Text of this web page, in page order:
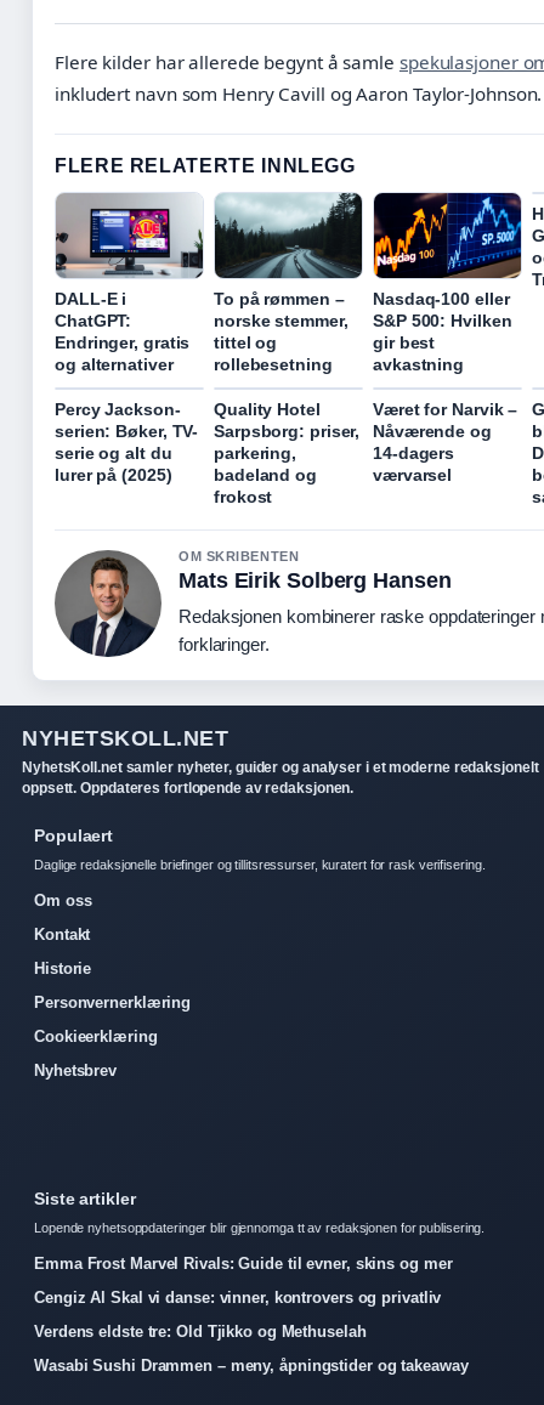
Flere kilder har allerede begynt å samle spekulasjoner
inkludert navn som Henry Cavill og Aaron Taylor-Johnson.
FLERE RELATERTE INNLEGG
DALL-E i
ChatGPT:
Endringer, gratis
og alternativer
To på rømmen –
norske stemmer,
tittel og
rollebesetning
Nasdaq-100 eller
S&P 500: Hvilken
gir best
avkastning
Percy Jackson-
serien: Bøker, TV-
serie og alt du
lurer på (2025)
Quality Hotel
Sarpsborg: priser,
parkering,
badeland og
frokost
Været for Narvik –
Nåværende og
14-dagers
værvarsel
OM SKRIBENTEN
Mats Eirik Solberg Hansen
Redaksjonen kombinerer raske oppdateringer
forklaringer.
NYHETSKOLL.NET
NyhetsKoll.net samler nyheter, guider og analyser i et moderne redaksjonelt
oppsett. Oppdateres fortlopende av redaksjonen.
Populaert
Daglige redaksjonelle briefinger og tillitsressurser, kuratert for rask verifisering.
Om oss
Kontakt
Historie
Personvernerklæring
Cookieerklæring
Nyhetsbrev
Siste artikler
Lopende nyhetsoppdateringer blir gjennomga tt av redaksjonen for publisering.
Emma Frost Marvel Rivals: Guide til evner, skins og mer
Cengiz Al Skal vi danse: vinner, kontrovers og privatliv
Verdens eldste tre: Old Tjikko og Methuselah
Wasabi Sushi Drammen – meny, åpningstider og takeaway